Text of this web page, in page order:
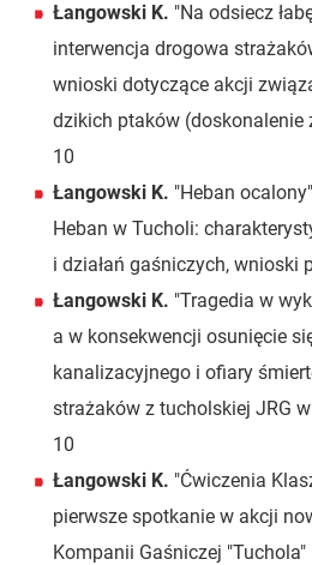
Łangowski K. "Na odsiecz
interwencja drogowa
wnioski dotyczące akcji
dzikich ptaków (doskonalenie
10
Łangowski K. "Heban
Heban w Tucholi:
i działań gaśniczych, wnioski
Łangowski K. "Tragedia w
a w konsekwencji osunięcie
kanalizacyjnego i ofiary
strażaków z tucholskiej JRG
10
Łangowski K. "Ćwiczenia
pierwsze spotkanie w akcji
Kompanii Gaśniczej